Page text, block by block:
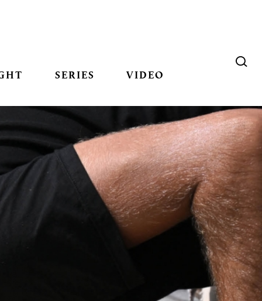
SERIES VIDEO